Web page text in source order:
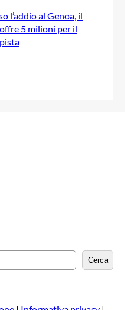
l’addio al Genoa, il
5 milioni per il
Cerca